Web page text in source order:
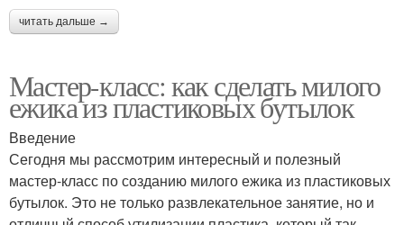
читать дальше →
Мастер-класс: как сделать милого
ежика из пластиковых бутылок
Введение
Сегодня мы рассмотрим интересный и полезный
мастер-класс по созданию милого ежика из пластиковых
бутылок. Это не только развлекательное занятие, но и